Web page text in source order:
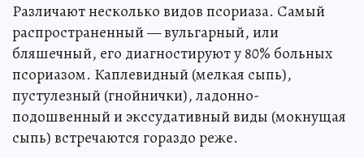
Различают несколько видов псориаза. Самый
распространенный — вульгарный, или
бляшечный, его диагностируют у 80% больных
псориазом. Каплевидный (мелкая сыпь),
пустулезный (гнойнички), ладонно-
подошвенный и экссудативный виды (мокнущая
сыпь) встречаются гораздо реже.